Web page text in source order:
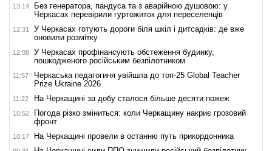
13:14
Без генератора, пандуса та з аварійною душовою: у
Черкасах перевірили гуртожиток для переселенців
12:31
У Черкасах готують дороги біля шкіл і дитсадків: де вже
оновили розмітку
12:08
У Черкасах профінансують обстеження будинку,
пошкодженого російським безпілотником
11:57
Черкаська педагогиня увійшла до топ-25 Global Teacher
Prize Ukraine 2026
11:22 На Черкащині за добу сталося більше десяти пожеж
10:52
Погода різко зміниться: коли Черкащину накриє грозовий
фронт
10:17 На Черкащині провели в останню путь прикордонника